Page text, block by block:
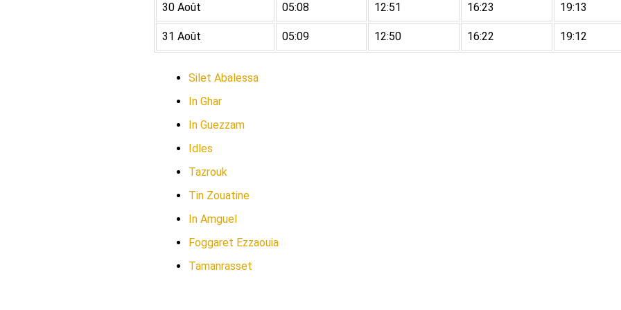
30 Août 05:08 12:51 16:23 19:13
31 Août 05:09 12:50 16:22 19:12
Silet Abalessa
In Ghar
In Guezzam
Idles
Tazrouk
Tin Zouatine
In Amguel
Foggaret Ezzaouia
Tamanrasset